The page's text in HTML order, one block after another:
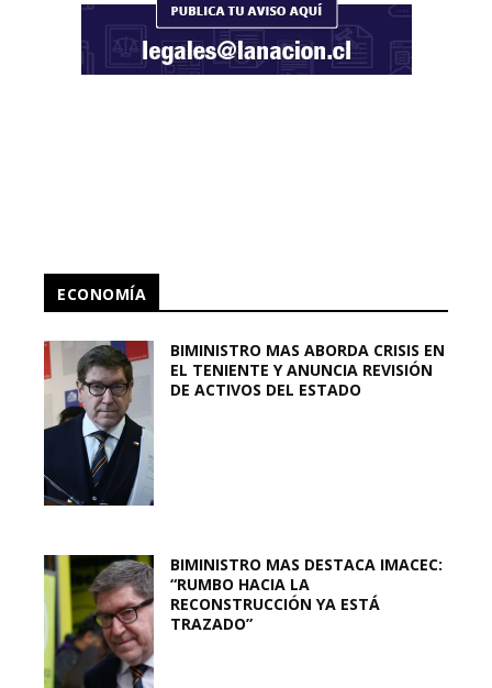
ECONOMÍA
BIMINISTRO MAS ABORDA CRISIS EN
EL TENIENTE Y ANUNCIA REVISIÓN
DE ACTIVOS DEL ESTADO
BIMINISTRO MAS DESTACA IMACEC:
“RUMBO HACIA LA
RECONSTRUCCIÓN YA ESTÁ
TRAZADO”